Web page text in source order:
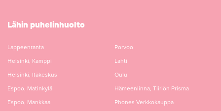
Lähin puhelinhuolto
Lappeenranta
Helsinki, Kamppi
Helsinki, Itäkeskus
Espoo, Matinkylä
Espoo, Mankkaa
Porvoo
Lahti
Oulu
Hämeenlinna, Tiiriön Prisma
Phones Verkkokauppa